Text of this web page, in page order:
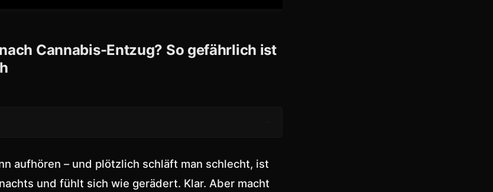
Cannabis-Entzug? So gefährlich ist
aufhören – und plötzlich schläft man schlecht, ist
und fühlt sich wie gerädert. Klar. Aber macht